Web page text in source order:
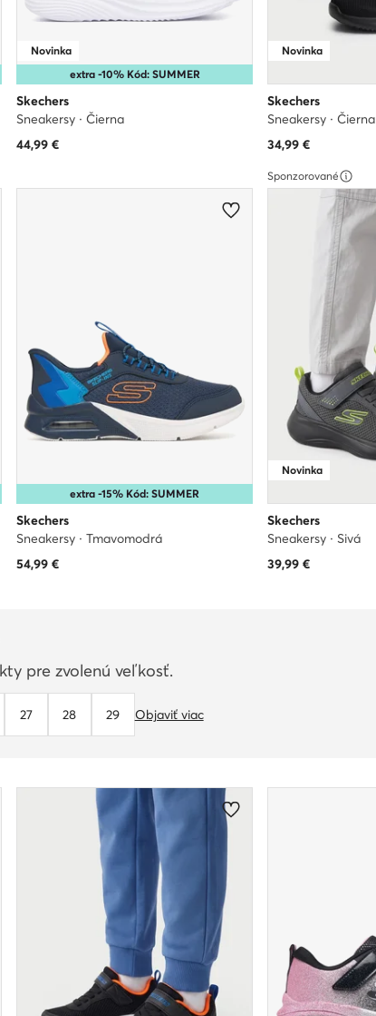
extra -10% Kód: SUMMER
Novinka
Skechers
Sneakersy · Čierna
44,99€
Novinka
Skechers
Sneakersy · Čierna
34,99 €
extra -15% Kód: SUMMER
Skechers
Sneakersy · Tmavomodrá
54,99€
Sponzorované
Novinka
Skechers
Sneakersy · Sivá
39,99 €
pre zvolenú veľkosť.
27 28 29 Objaviť viac